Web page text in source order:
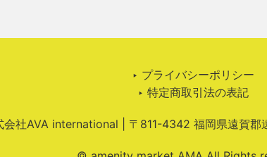
‣ プライバシーポリシー
‣ 特定商取引法の表記
会社AVA international | 〒811-4342 福岡県遠賀郡